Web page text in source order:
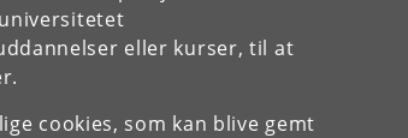
eller kurser, til at
cookies, som kan blive gemt